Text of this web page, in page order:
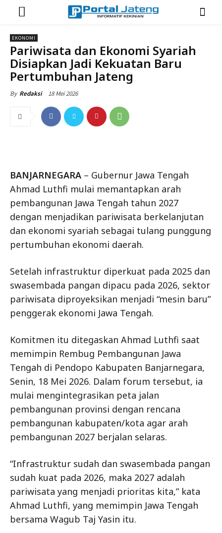
EKONOMI
Pariwisata dan Ekonomi Syariah
Disiapkan Jadi Kekuatan Baru
Pertumbuhan Jateng
By Redaksi 18 Mei 2026
BANJARNEGARA – Gubernur Jawa Tengah
Ahmad Luthfi mulai memantapkan arah
pembangunan Jawa Tengah tahun 2027
dengan menjadikan pariwisata berkelanjutan
dan ekonomi syariah sebagai tulang punggung
pertumbuhan ekonomi daerah.
Setelah infrastruktur diperkuat pada 2025 dan
swasembada pangan dipacu pada 2026, sektor
pariwisata diproyeksikan menjadi “mesin baru”
penggerak ekonomi Jawa Tengah.
Komitmen itu ditegaskan Ahmad Luthfi saat
memimpin Rembug Pembangunan Jawa
Tengah di Pendopo Kabupaten Banjarnegara,
Senin, 18 Mei 2026. Dalam forum tersebut, ia
mulai mengintegrasikan peta jalan
pembangunan provinsi dengan rencana
pembangunan kabupaten/kota agar arah
pembangunan 2027 berjalan selaras.
“Infrastruktur sudah dan swasembada pangan
sudah kuat pada 2026, maka 2027 adalah
pariwisata yang menjadi prioritas kita,” kata
Ahmad Luthfi, yang memimpin Jawa Tengah
bersama Wagub Taj Yasin itu.